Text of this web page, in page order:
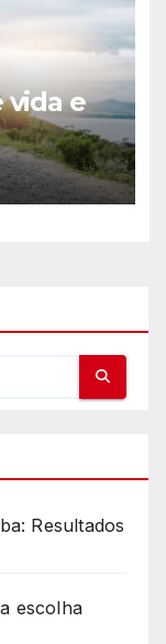
vida e
Resultados
escolha